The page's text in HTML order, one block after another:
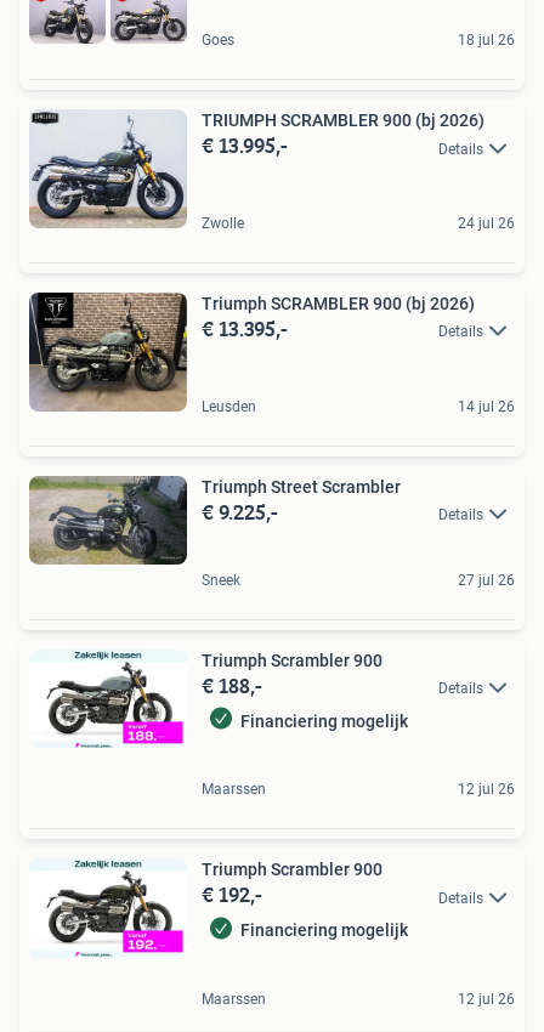
Goes 18 jul 26
TRIUMPH SCRAMBLER 900 (bj 2026)
€ 13.995,- Details
Zwolle 24 jul 26
Triumph SCRAMBLER 900 (bj 2026)
€ 13.395,- Details
Leusden 14 jul 26
Triumph Street Scrambler
€ 9.225,- Details
Sneek 27 jul 26
Triumph Scrambler 900
€ 188,- Details
Financiering mogelijk
Maarssen 12 jul 26
Triumph Scrambler 900
€ 192,- Details
Financiering mogelijk
Maarssen 12 jul 26